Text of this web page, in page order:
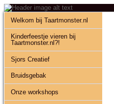
Welkom bij Taartmonster.nl
Kinderfeestje vieren bij
Taartmonster.nl?!
Sjors Creatief
Bruidsgebak
Onze workshops